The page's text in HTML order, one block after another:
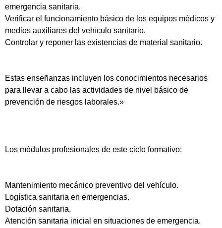
emergencia sanitaria.
Verificar el funcionamiento básico de los equipos médicos y
medios auxiliares del vehículo sanitario.
Controlar y reponer las existencias de material sanitario.
Estas enseñanzas incluyen los conocimientos necesarios
para llevar a cabo las actividades de nivel básico de
prevención de riesgos laborales.»
Los módulos profesionales de este ciclo formativo:
Mantenimiento mecánico preventivo del vehículo.
Logística sanitaria en emergencias.
Dotación sanitaria.
Atención sanitaria inicial en situaciones de emergencia.